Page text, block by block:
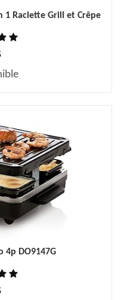
1 Raclette Grill et Crêpe
4p DO9147G